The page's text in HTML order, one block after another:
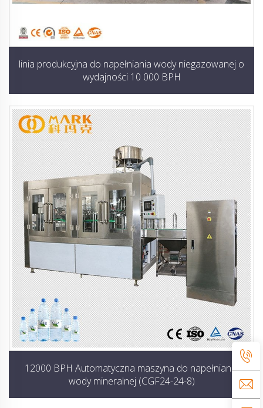
linia produkcyjna do napełniania wody niegazowanej o
wydajności 10 000 BPH
12000 BPH Automatyczna maszyna do napełniania
wody mineralnej (CGF24-24-8)